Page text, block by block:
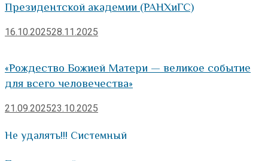
Президентской академии (РАНХиГС)
16.10.202528.11.2025
«Рождество Божией Матери — великое событие
для всего человечества»
21.09.202523.10.2025
Не удалять!!! Системный